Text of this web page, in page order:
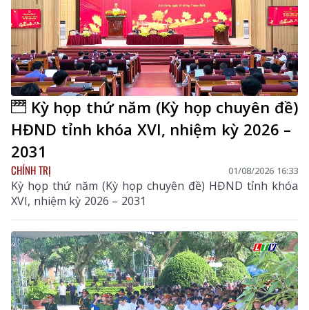
Kỳ họp thứ năm (Kỳ họp chuyên đề)
HĐND tỉnh khóa XVI, nhiệm kỳ 2026 –
2031
CHÍNH TRỊ 01/08/2026 16:33
Kỳ họp thứ năm (Kỳ họp chuyên đề) HĐND tỉnh khóa
XVI, nhiệm kỳ 2026 – 2031